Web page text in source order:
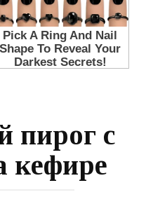
пирог с
кефире